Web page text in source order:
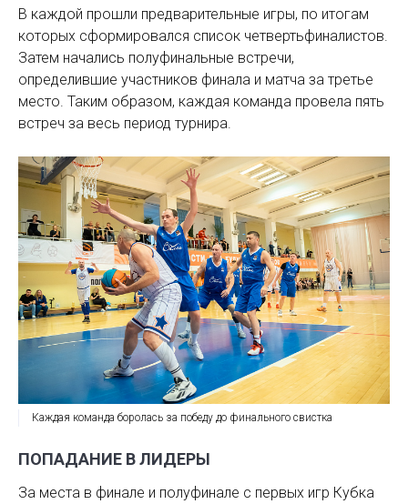
В каждой прошли предварительные игры, по итогам
которых сформировался список четвертьфиналистов.
Затем начались полуфинальные встречи,
определившие участников финала и матча за третье
место. Таким образом, каждая команда провела пять
встреч за весь период турнира.
Каждая команда боролась за победу до финального свистка
ПОПАДАНИЕ В ЛИДЕРЫ
За места в финале и полуфинале с первых игр Кубка